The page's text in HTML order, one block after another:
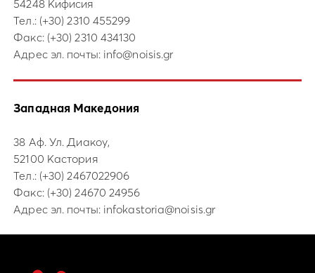
54248 Кифисия
Тел.: (+30) 2310 455299
Факс: (+30) 2310 434130
Адрес эл. почты: info@noisis.gr
Западная Македония
38 Аф. Ул. Диакоу,
52100 Кастория
Тел.: (+30) 2467022906
Факс: (+30) 24670 24956
Адрес эл. почты: infokastoria@noisis.gr